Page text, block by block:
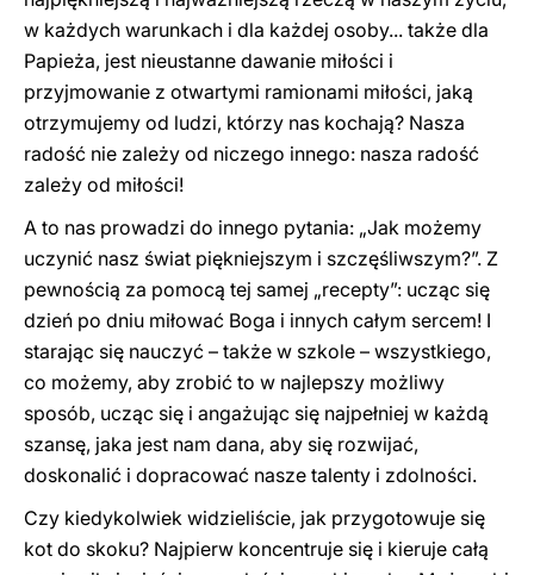
w każdych warunkach i dla każdej osoby... także dla
Papieża, jest nieustanne dawanie miłości i
przyjmowanie z otwartymi ramionami miłości, jaką
otrzymujemy od ludzi, którzy nas kochają? Nasza
radość nie zależy od niczego innego: nasza radość
zależy od miłości!
A to nas prowadzi do innego pytania: „Jak możemy
uczynić nasz świat piękniejszym i szczęśliwszym?”. Z
pewnością za pomocą tej samej „recepty”: ucząc się
dzień po dniu miłować Boga i innych całym sercem! I
starając się nauczyć – także w szkole – wszystkiego,
co możemy, aby zrobić to w najlepszy możliwy
sposób, ucząc się i angażując się najpełniej w każdą
szansę, jaka jest nam dana, aby się rozwijać,
doskonalić i dopracować nasze talenty i zdolności.
Czy kiedykolwiek widzieliście, jak przygotowuje się
kot do skoku? Najpierw koncentruje się i kieruje całą